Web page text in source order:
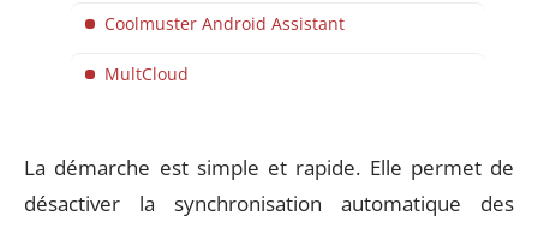
Coolmuster Android Assistant
MultCloud
La démarche est simple et rapide. Elle permet de
désactiver la synchronisation automatique des